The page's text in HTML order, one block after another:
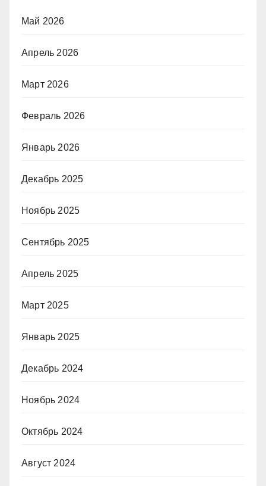
Май 2026
Апрель 2026
Март 2026
Февраль 2026
Январь 2026
Декабрь 2025
Ноябрь 2025
Сентябрь 2025
Апрель 2025
Март 2025
Январь 2025
Декабрь 2024
Ноябрь 2024
Октябрь 2024
Август 2024